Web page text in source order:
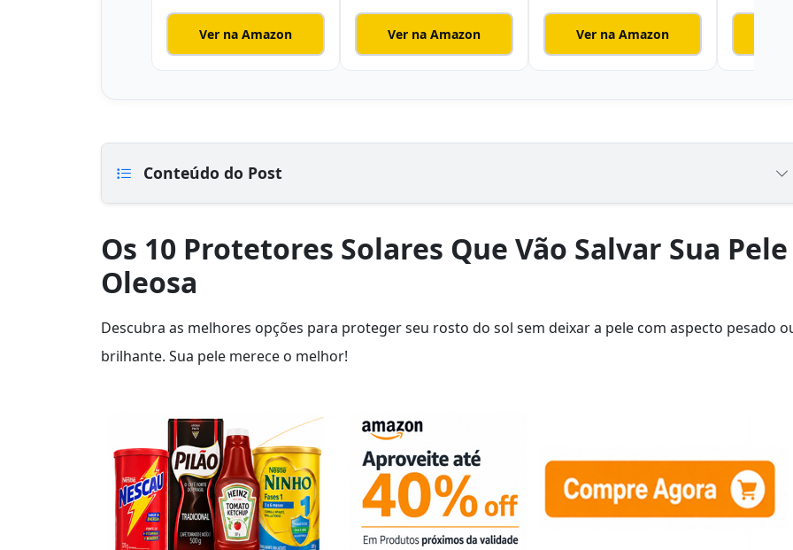
Ver na Amazon Ver na Amazon Ver na Amazon
Conteúdo do Post
Os 10 Protetores Solares Que Vão Salvar Sua Pele
Oleosa
Descubra as melhores opções para proteger seu rosto do sol sem deixar a pele com aspecto pesado
brilhante. Sua pele merece o melhor!